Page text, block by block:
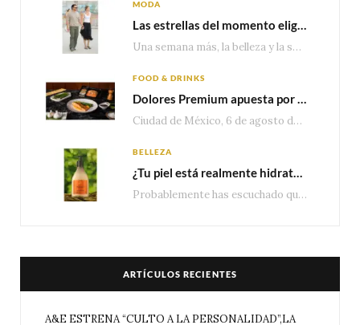
MODA
Las estrellas del momento eligen Valentino
Una semana más, la belleza y la sofisticación de Valentino vuelven a tomar el escenario internacional. Desde…
FOOD & DRINKS
Dolores Premium apuesta por el salmón para seguir creciendo en categorías estratégicas
Ciudad de México, 6 de agosto de 2026.— Con una producción de 2.17 millones de…
BELLEZA
¿Tu piel está realmente hidratada? 4 señales que podrían indicar que necesita algo más
Probablemente has escuchado que el cuidado e hidratación corporal se suele asociar únicamente con una…
ARTÍCULOS RECIENTES
A&E ESTRENA “CULTO A LA PERSONALIDAD”,LA